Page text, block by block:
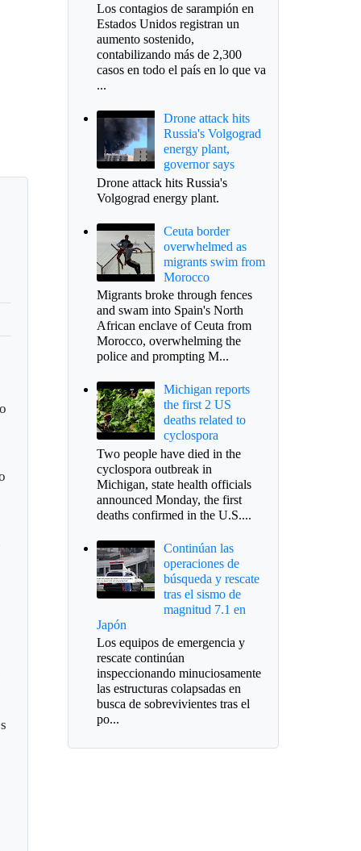
Los contagios de sarampión en
Estados Unidos registran un
aumento sostenido,
contabilizando más de 2,300
casos en todo el país en lo que va
...
Drone attack hits
Russia's Volgograd
energy plant,
governor says
Drone attack hits Russia's
Volgograd energy plant.
Ceuta border
overwhelmed as
migrants swim from
Morocco
Migrants broke through fences
and swam into Spain's North
African enclave of Ceuta from
Morocco, overwhelming the
police and prompting M...
Michigan reports
the first 2 US
deaths related to
cyclospora
Two people have died in the
cyclospora outbreak in
Michigan, state health officials
announced Monday, the first
deaths confirmed in the U.S....
Continúan las
operaciones de
búsqueda y rescate
tras el sismo de
magnitud 7.1 en
Japón
Los equipos de emergencia y
rescate continúan
inspeccionando minuciosamente
las estructuras colapsadas en
busca de sobrevivientes tras el
po...